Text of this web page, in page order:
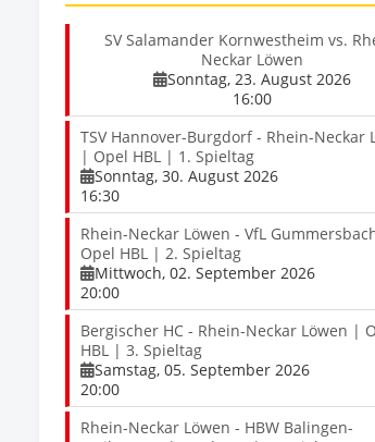
SV Salamander Kornwestheim vs.
Neckar Löwen
Sonntag, 23. August 2026
16:00
TSV Hannover-Burgdorf - Rhein-Neckar
| Opel HBL | 1. Spieltag
Sonntag, 30. August 2026
16:30
Rhein-Neckar Löwen - VfL
Opel HBL | 2. Spieltag
Mittwoch, 02. September 2026
20:00
Bergischer HC - Rhein-Neckar Löwen |
HBL | 3. Spieltag
Samstag, 05. September 2026
20:00
Rhein-Neckar Löwen - HBW Balingen-